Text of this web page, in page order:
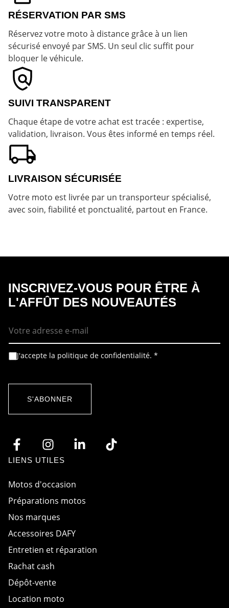
RÉSERVATION PAR SMS
Réservez votre moto à distance grâce à un lien
sécurisé envoyé par SMS. Un seul clic suffit pour
bloquer le véhicule.
SUIVI TRANSPARENT
Chaque étape de votre achat est tracée : expertise,
validation, livraison. Vous êtes informé en temps réel.
LIVRAISON SÉCURISÉE
Votre moto est livrée par un transporteur spécialisé,
avec soin, fiabilité et ponctualité, partout en France.
INSCRIVEZ-VOUS POUR ÊTRE À
L'AFFÛT DES NOUVEAUTÉS
-
a
i
l
R
D
a
c
o
d
A
c
G
J'accepte la politique de confidentialité. *
S'ABONNER
LIENS UTILES
Motos d'occasion
Préparations motos
Nos marques
Accessoires DAFY
Entretien et réparation
Rachat cash
Dépôt-vente
Location moto